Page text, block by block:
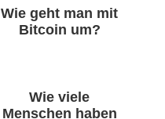
Wie geht man mit
Bitcoin um?
Wie viele
Menschen haben